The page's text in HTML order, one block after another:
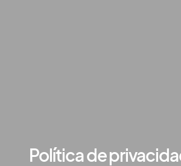
Política de